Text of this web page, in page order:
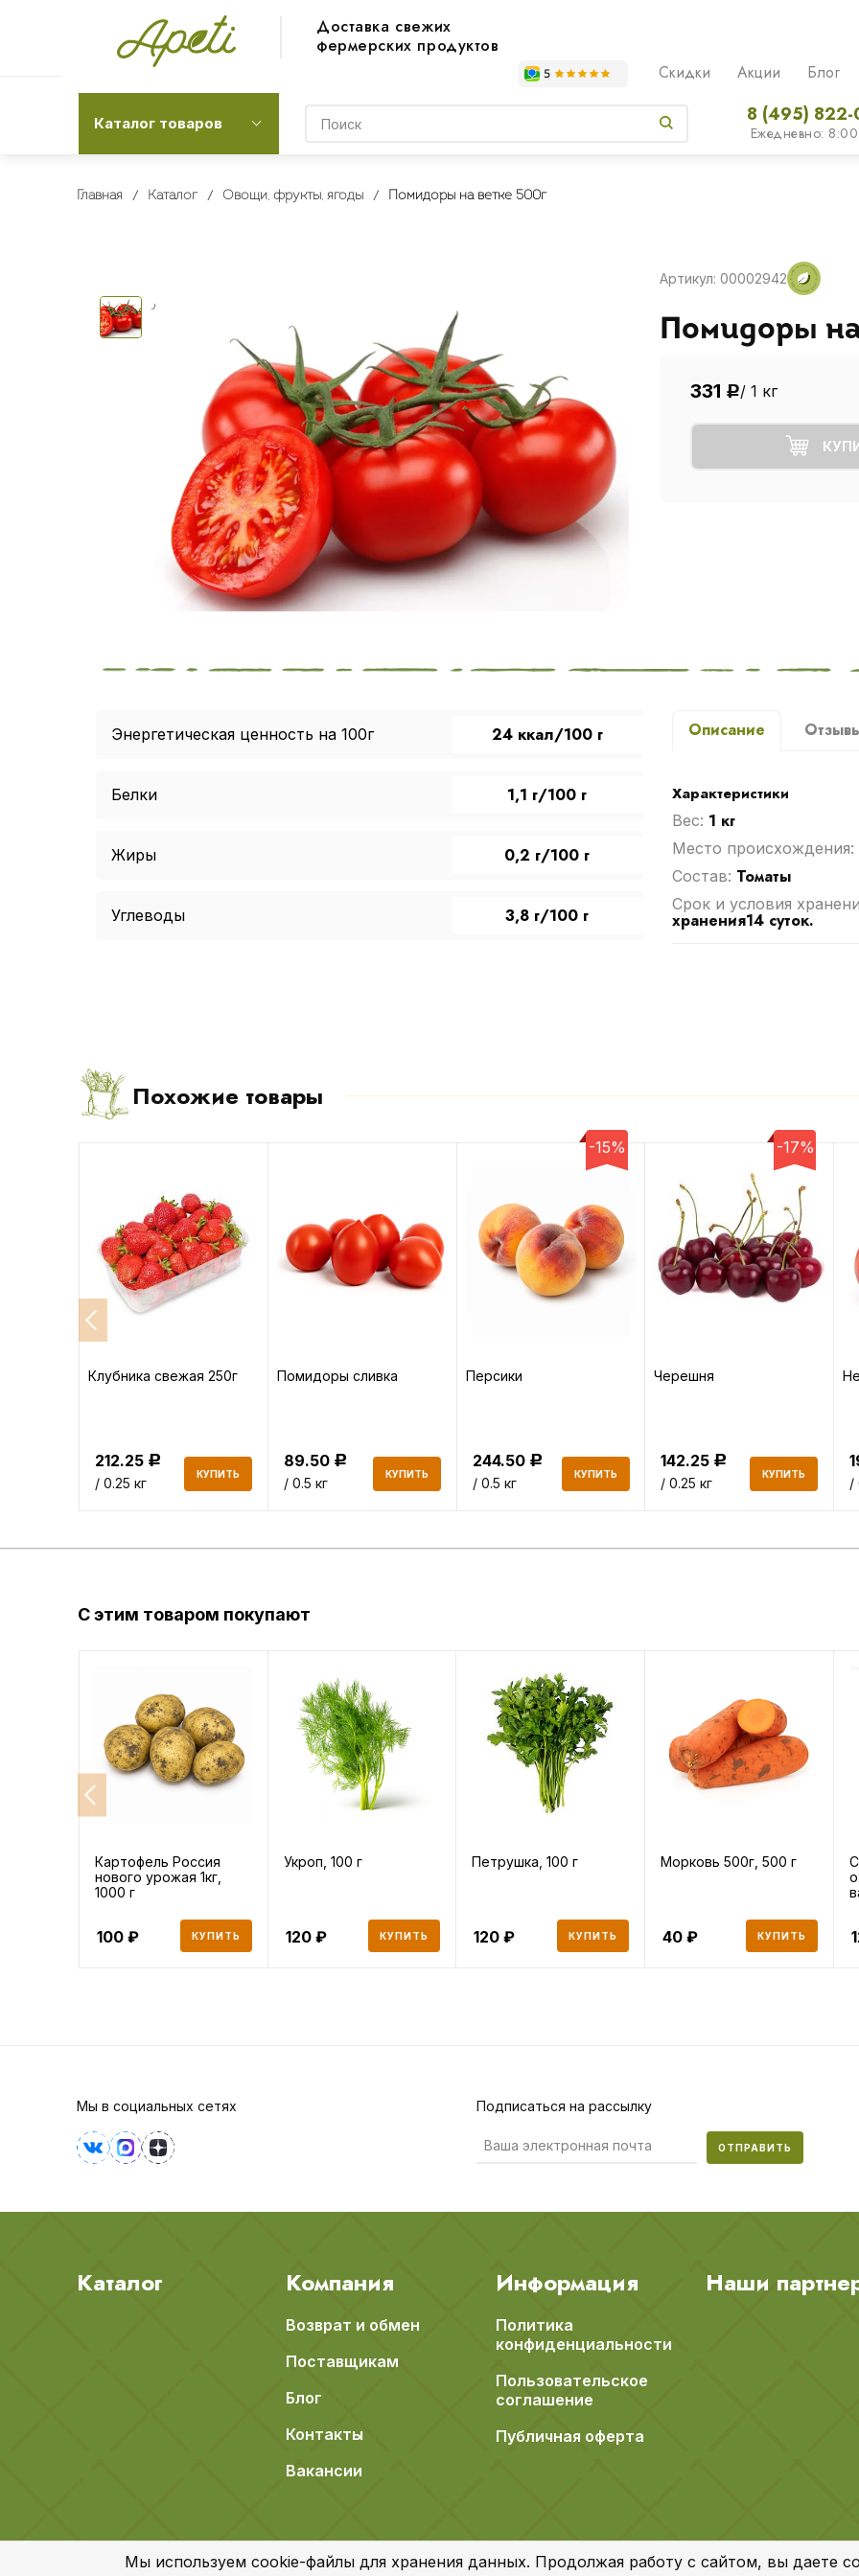
Доставка свежих
фермерских продуктов
Скидки Акции Блог
Каталог товаров 8 (495)
Ежедневно:
Главная Каталог Овощи, фрукты, ягоды Помидоры на ветке 500г
Артикул: 00002942
Помидоры
331 Р/ 1 кг
Энергетическая ценность на 100г 24 ккал/100 г
Белки 1,1 г/100 г
Жиры 0,2 г/100 г
Углеводы 3,8 г/100 г
Описание
Характеристики
Вес: 1 кг
Место происхождения:
Cостав: Томаты
Срок и условия
хранения14 суток.
Похожие товары
Клубника свежая 250г
212.25 Р
/ 0.25 кг
КУПИТЬ
Помидоры сливка
89.50 Р
/ 0.5 кг
КУПИТЬ
-15%
Персики
244.50 Р
/ 0.5 кг
КУПИТЬ
-17%
Черешня
142.25 Р
/ 0.25 кг
КУПИТЬ
/
С этим товаром покупают
Картофель Россия
нового урожая 1кг,
1000 г
100 КУПИТЬ
Укроп, 100 г
120 КУПИТЬ
Петрушка, 100 г
120 КУПИТЬ
Морковь 500г, 500 г
40 КУПИТЬ
Мы в социальных сетях Подписаться на рассылку
ОТПРАВИТЬ
Каталог Компания
Возврат и обмен
Поставщикам
Блог
Контакты
Вакансии
Информация
Политика
конфиденциальности
Пользовательское
соглашение
Публичная оферта
Наши
Мы используем cookie-файлы для хранения данных. Продолжая работу с сайтом, вы даете